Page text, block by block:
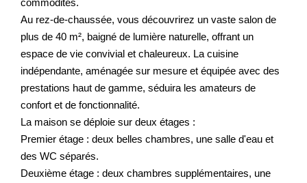
Au rez-de-chaussée, vous découvrirez un vaste salon de
plus de 40 m², baigné de lumière naturelle, offrant un
espace de vie convivial et chaleureux. La cuisine
indépendante, aménagée sur mesure et équipée avec des
prestations haut de gamme, séduira les amateurs de
confort et de fonctionnalité.
La maison se déploie sur deux étages :
Premier étage : deux belles chambres, une salle d'eau et
des WC séparés.
Deuxième étage : deux chambres supplémentaires, une